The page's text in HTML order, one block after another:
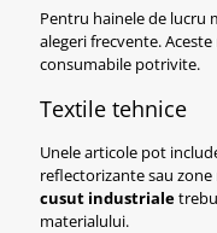
Pentru hainele de lucru
alegeri frecvente.
consumabile potrivite.
Textile tehnice
Unele articole pot
reflectorizante sau
cusut industriale
materialului.